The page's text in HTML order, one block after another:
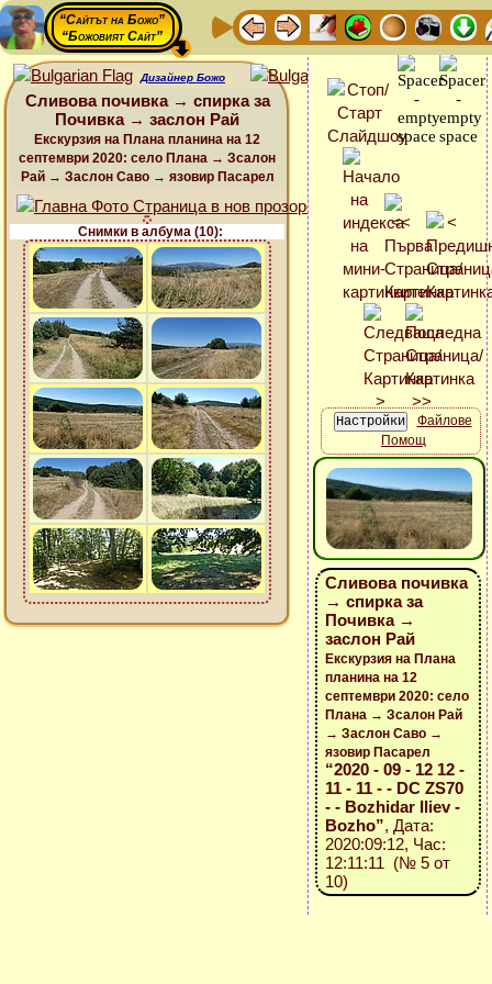
“Сайтът на Божо”
“Божовият Сайт”
Дизайнер Божо
Сливова почивка → спирка за
Почивка → заслон Рай
Екскурзия на Плана планина на 12
септември 2020: село Плана → Зсалон
Рай → Заслон Саво → язовир Пасарел
Снимки в албума (10):
Файлове
Помощ
Сливова почивка
→ спирка за
Почивка →
заслон Рай
Екскурзия на Плана
планина на 12
септември 2020: село
Плана → Зсалон Рай
→ Заслон Саво →
язовир Пасарел
“2020 - 09 - 12 12 -
11 - 11 - - DC ZS70
- - Bozhidar Iliev -
Bozho”, Дата:
2020:09:12, Час:
12:11:11 (№ 5 от
10)